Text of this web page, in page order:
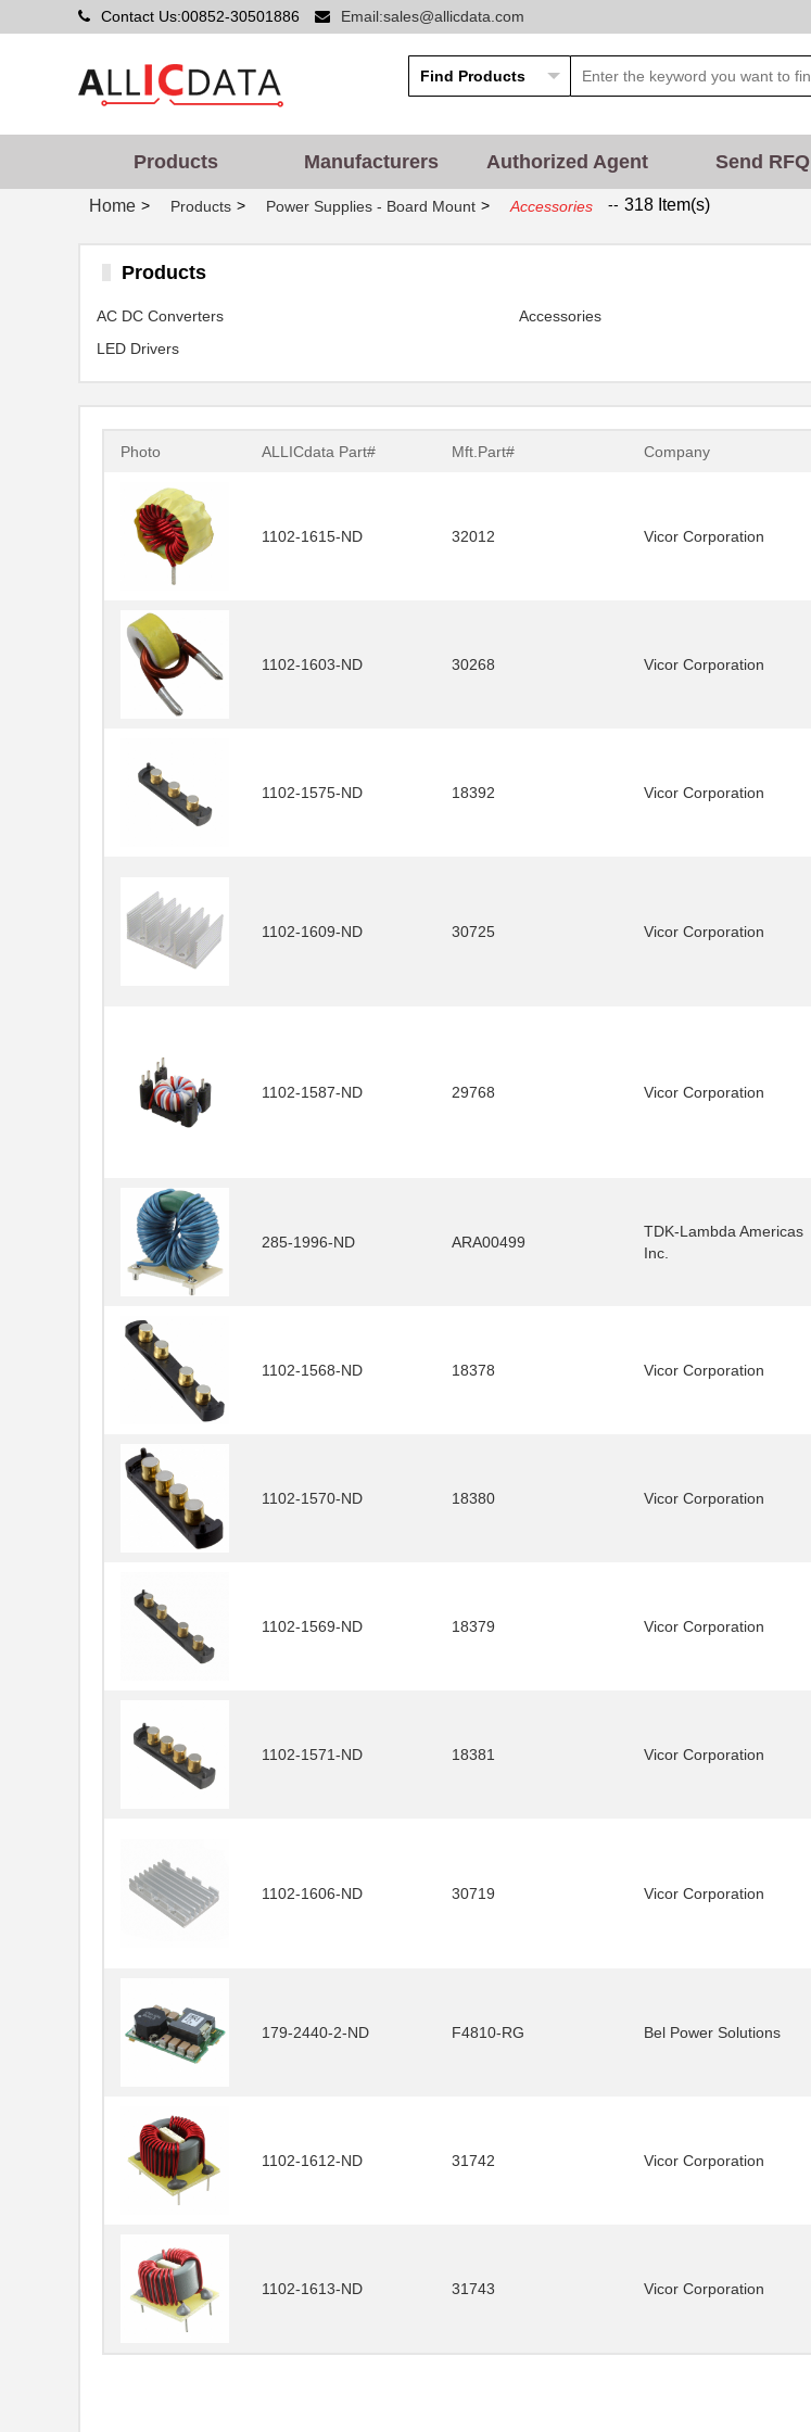
Contact Us:00852-30501886 Email:sales@allicdata.com
Products Manufacturers Authorized Agent Send RFQ
Home > Products > Power Supplies - Board Mount > Accessories -- 318 Item(s)
Products
AC DC Converters Accessories
LED Drivers
Photo ALLICdata Part# Mft.Part# Company
1102-1615-ND 32012 Vicor Corporation
1102-1603-ND 30268 Vicor Corporation
1102-1575-ND 18392 Vicor Corporation
1102-1609-ND 30725 Vicor Corporation
1102-1587-ND 29768 Vicor Corporation
285-1996-ND ARA00499
TDK-Lambda Americas
Inc.
1102-1568-ND 18378 Vicor Corporation
1102-1570-ND 18380 Vicor Corporation
1102-1569-ND 18379 Vicor Corporation
1102-1571-ND 18381 Vicor Corporation
1102-1606-ND 30719 Vicor Corporation
179-2440-2-ND F4810-RG Bel Power Solutions
1102-1612-ND 31742 Vicor Corporation
1102-1613-ND 31743 Vicor Corporation